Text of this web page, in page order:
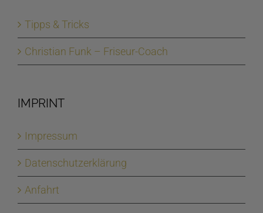
Tipps & Tricks
Christian Funk – Friseur-Coach
IMPRINT
Impressum
Datenschutzerklärung
Anfahrt